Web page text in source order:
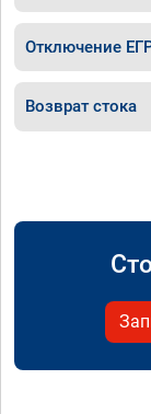
Отключение
Возврат стока